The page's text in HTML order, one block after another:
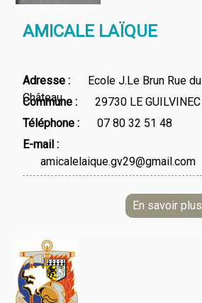
AMICALE LAÏQUE
Adresse
Ecole J.Le Brun Rue du
Château
Commune
29730 LE GUILVINEC
Téléphone
07 80 32 51 48
E-mail
amicalelaique.gv29@gmail.com